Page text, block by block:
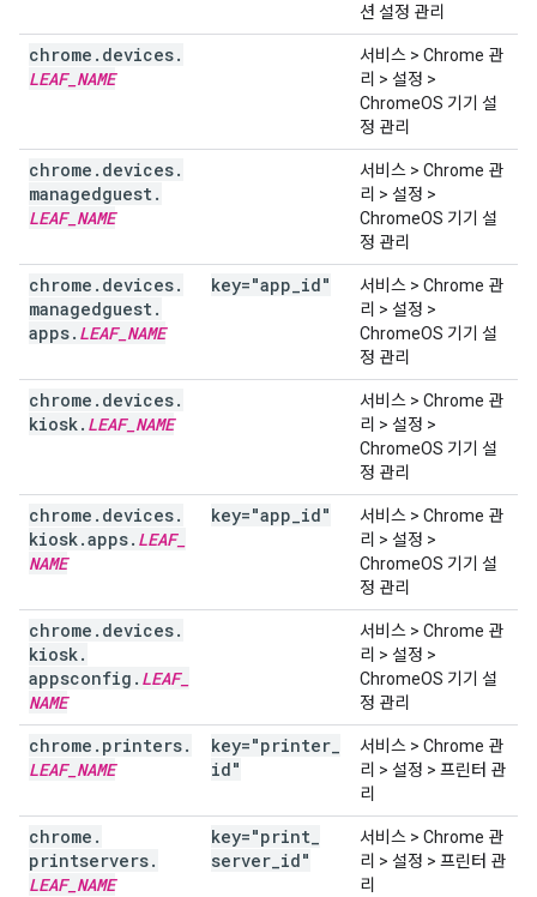
션 설정 관리
chrome . devices.
LEAF_ NAME
서비스 > Chrome 관
리 > 설정 >
ChromeOS 기기 설
정 관리
chrome . devices.
managedguest.
LEAF_ NAME
서비스 > Chrome 관
리 > 설정 >
ChromeOS 기기 설
정 관리
chrome . devices.
managedguest.
apps. LEAF_ NAME
key="app id"
서비스 > Chrome 관
리 > 설정 >
ChromeOS 기기 설
정 관리
chrome . devices.
kiosk. LEAF_ NAME
서비스 > Chrome 관
리 > 설정 >
ChromeOS 기기 설
정 관리
chrome . devices.
kiosk.apps. LEAF_
NAME
key="app id"
서비스 > Chrome 관
리 > 설정 >
ChromeOS 기기 설
정 관리
chrome . devices.
kiosk.
appsconfig . LEAF_
NAME
서비스 > Chrome 관
리 > 설정 >
ChromeOS 기기 설
정 관리
chrome . printers.
LEAF_ NAME
key="printer
id"
서비스 > Chrome 관
리 > 설정 > 프린터 관
리
chrome .
printservers.
LEAF_ NAME
key="print
server id"
서비스 > Chrome 관
리 > 설정 > 프린터 관
리